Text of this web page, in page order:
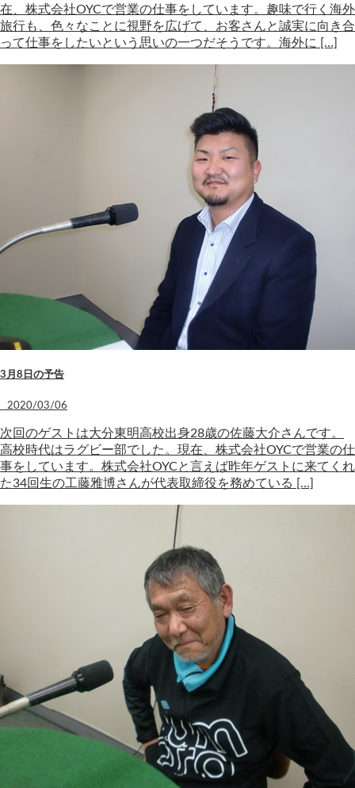
在、株式会社OYCで営業の仕事をしています。趣味で行く海外
旅行も、色々なことに視野を広げて、お客さんと誠実に向き合
って仕事をしたいという思いの一つだそうです。海外に […]
3月8日の予告
2020/03/06
次回のゲストは大分東明高校出身28歳の佐藤大介さんです。
高校時代はラグビー部でした。現在、株式会社OYCで営業の仕
事をしています。株式会社OYCと言えば昨年ゲストに来てくれ
た34回生の工藤雅博さんが代表取締役を務めている […]